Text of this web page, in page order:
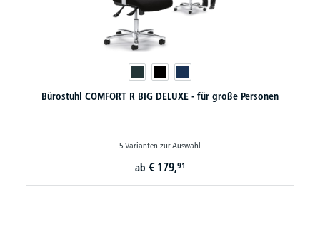
Bürostuhl COMFORT R BIG DELUXE - für große Personen
5 Varianten zur Auswahl
ab € 179,91